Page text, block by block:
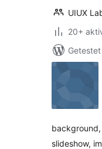
UIUX
20+
slideshow,